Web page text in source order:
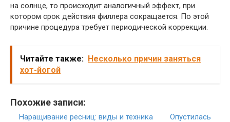
на солнце, то происходит аналогичный эффект, при
котором срок действия филлера сокращается. По этой
причине процедура требует периодической коррекции.
Читайте также: Несколько причин заняться
хот-йогой
Похожие записи:
Наращивание ресниц: виды и техника
Опустилась